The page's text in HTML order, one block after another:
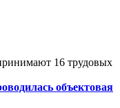
16 трудовых
объектовая